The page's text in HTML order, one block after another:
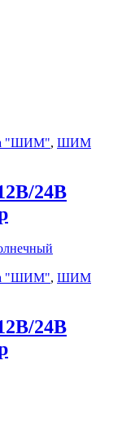
"ШИМ", ШИМ
24В
"ШИМ", ШИМ
24В